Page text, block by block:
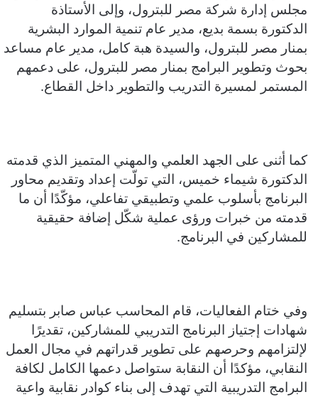
مجلس إدارة شركة مصر للبترول، وإلى الأستاذة
الدكتورة بسمة بديع، مدير عام تنمية الموارد البشرية
بمنار مصر للبترول، والسيدة هبة كامل، مدير عام مساعد
بحوث وتطوير البرامج بمنار مصر للبترول، على دعمهم
المستمر لمسيرة التدريب والتطوير داخل القطاع.
كما أثنى على الجهد العلمي والمهني المتميز الذي قدمته
الدكتورة شيماء خميس، التي تولّت إعداد وتقديم محاور
البرنامج بأسلوب علمي وتطبيقي تفاعلي، مؤكّدًا أن ما
قدمته من خبرات ورؤى عملية شكّل إضافة حقيقية
للمشاركين في البرنامج.
وفي ختام الفعاليات، قام المحاسب عباس صابر بتسليم
شهادات إجتياز البرنامج التدريبي للمشاركين، تقديرًا
لإلتزامهم وحرصهم على تطوير قدراتهم في مجال العمل
النقابي، مؤكدًا أن النقابة ستواصل دعمها الكامل لكافة
البرامج التدريبية التي تهدف إلى بناء كوادر نقابية واعية